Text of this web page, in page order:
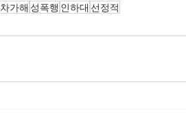
가해 성폭행 인하대 선정적